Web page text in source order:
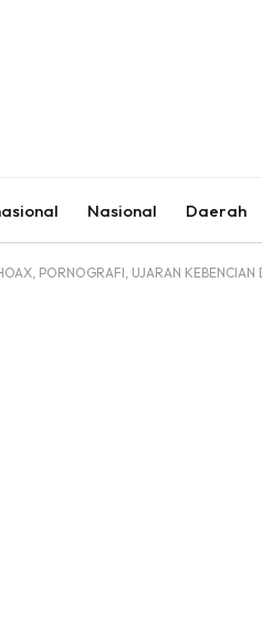
Nasional Daerah
PORNOGRAFI, UJARAN